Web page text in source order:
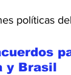
políticas
y Brasil